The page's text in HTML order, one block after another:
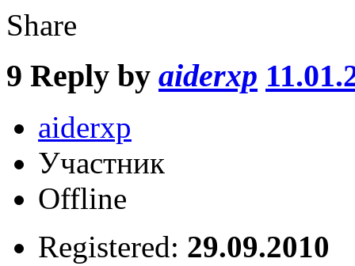
Share
9 Reply by aiderxp
aiderxp
Участник
Offline
Registered: 29.09.2010